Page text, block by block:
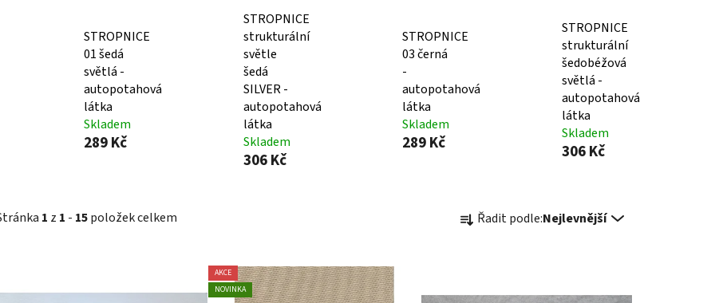
STROPNICE
01 šedá
světlá -
autopotahová
látka
Skladem
289 Kč
STROPNICE
strukturální
světle
šedá
SILVER -
autopotahová
látka
Skladem
306 Kč
STROPNICE
03 černá
-
autopotahová
látka
Skladem
289 Kč
STROPNICE
strukturální
šedobéžová
světlá -
autopotahová
látka
Skladem
306 Kč
1 z 1 - 15položek celkem a
n
Řadit podle:Nejlevnější
AKCE
NOVINKA